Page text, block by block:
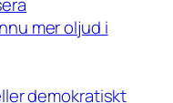
mer oljud i
demokratiskt